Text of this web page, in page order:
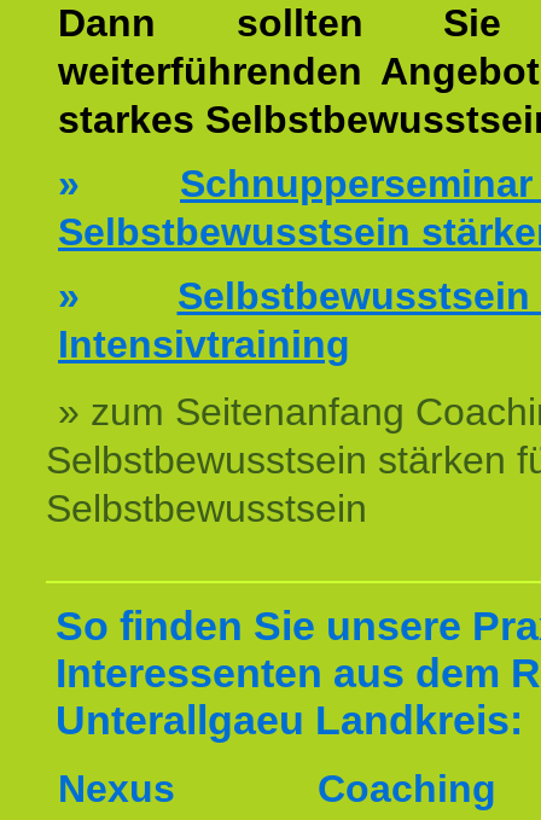
Dann sollten Sie
weiterführenden
starkes
»
Selbstbewusstsein
»
Intensivtraining
» zum Seitenanfang
Selbstbewusstsein stärken
Selbstbewusstsein
So finden Sie unsere
Interessenten aus dem
Unterallgaeu Landkreis:
Nexus